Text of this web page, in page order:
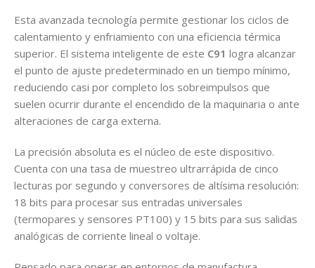
Esta avanzada tecnología permite gestionar los ciclos de
calentamiento y enfriamiento con una eficiencia térmica
superior. El sistema inteligente de este C91 logra alcanzar
el punto de ajuste predeterminado en un tiempo mínimo,
reduciendo casi por completo los sobreimpulsos que
suelen ocurrir durante el encendido de la maquinaria o ante
alteraciones de carga externa.
La precisión absoluta es el núcleo de este dispositivo.
Cuenta con una tasa de muestreo ultrarrápida de cinco
lecturas por segundo y conversores de altísima resolución:
18 bits para procesar sus entradas universales
(termopares y sensores PT100) y 15 bits para sus salidas
analógicas de corriente lineal o voltaje.